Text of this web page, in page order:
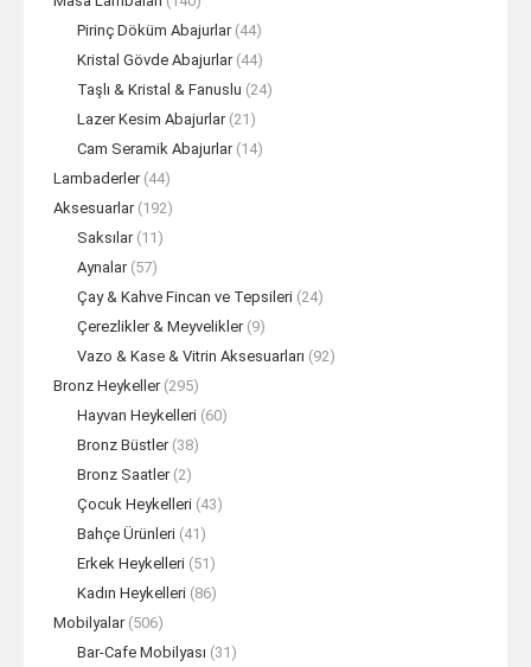
Pirinç Döküm Abajurlar (44)
Kristal Gövde Abajurlar (44)
Taşlı & Kristal & Fanuslu (24)
Lazer Kesim Abajurlar (21)
Cam Seramik Abajurlar (14)
Lambaderler (44)
Aksesuarlar (192)
Saksılar (11)
Aynalar (57)
Çay & Kahve Fincan ve Tepsileri (24)
Çerezlikler & Meyvelikler (9)
Vazo & Kase & Vitrin Aksesuarları (92)
Bronz Heykeller (295)
Hayvan Heykelleri (60)
Bronz Büstler (38)
Bronz Saatler (2)
Çocuk Heykelleri (43)
Bahçe Ürünleri (41)
Erkek Heykelleri (51)
Kadın Heykelleri (86)
Mobilyalar (506)
Bar-Cafe Mobilyası (31)